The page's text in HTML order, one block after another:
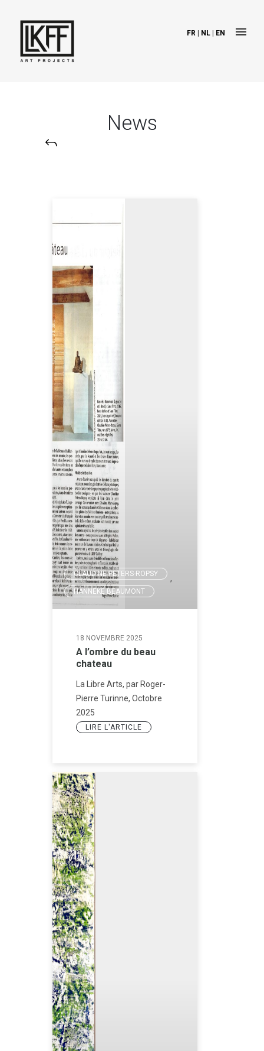
FR NL EN
News
CLAUDINE PETERS-ROPSY ,
HANNEKE BEAUMONT
18 NOVEMBRE 2025
A l’ombre du beau
chateau
La Libre Arts, par Roger-
Pierre Turinne, Octobre
2025
LIRE L'ARTICLE